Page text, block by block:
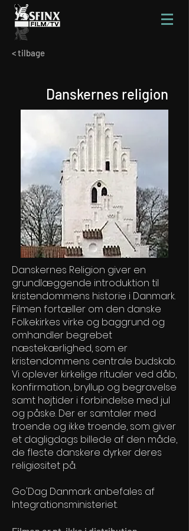
< tilbage
Danskernes religion
Danskernes Religion giver en
grundlæggende introduktion til
kristendommens historie i Danmark.
Filmen fortæller om den danske
Folkekirkes virke og baggrund og
omhandler begrebet
næstekærlighed, som er
kristendommens centrale budskab.
Vi oplever kirkelige ritualer ved dåb,
konfirmation, bryllup og begravelse
samt højtider i forbindelse med jul
og påske. Der er samtaler med
troende og ikke troende, som giver
et dagligdags billede af den måde,
de fleste danskere dyrker deres
religiøsitet på.
Go'Dag Danmark anbefales af
Integrationsministeriet.